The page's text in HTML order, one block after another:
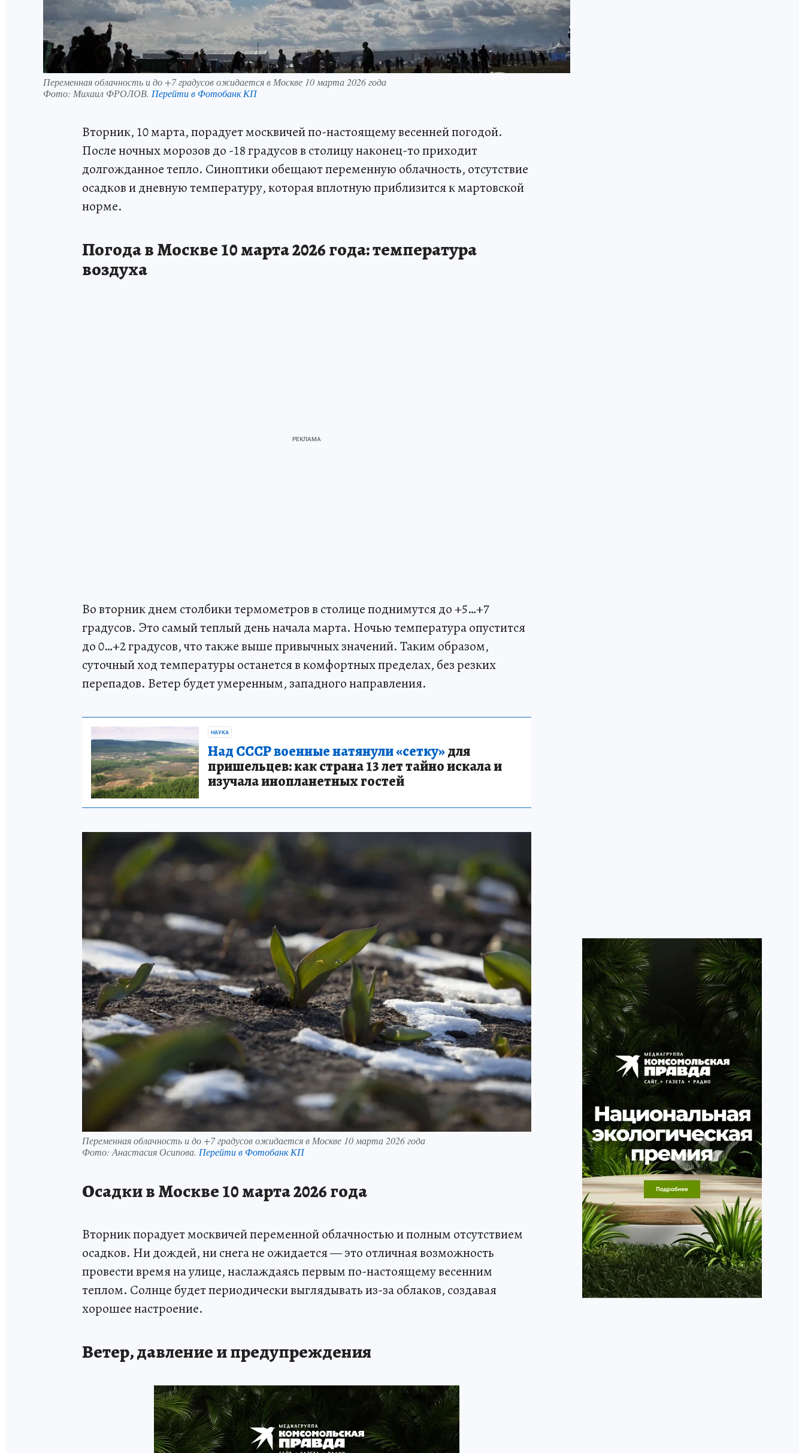
Переменная облачность и до +7 градусов ожидается в Москве 10 марта 2026 года
Фото: Михаил ФРОЛОВ. Перейти в Фотобанк КП
Вторник, 10 марта, порадует москвичей по-настоящему весенней погодой.
После ночных морозов до -18 градусов в столицу наконец-то приходит
долгожданное тепло. Синоптики обещают переменную облачность, отсутствие
осадков и дневную температуру, которая вплотную приблизится к мартовской
норме.
Погода в Москве 10 марта 2026 года: температура
воздуха
Во вторник днем столбики термометров в столице поднимутся до +5…+7
градусов. Это самый теплый день начала марта. Ночью температура опустится
до 0…+2 градусов, что также выше привычных значений. Таким образом,
суточный ход температуры останется в комфортных пределах, без резких
перепадов. Ветер будет умеренным, западного направления.
НАУКА
Над СССР военные натянули «сетку»для
пришельцев: как страна 13 лет тайно искала и
изучала инопланетных гостей
Переменная облачность и до +7 градусов ожидается в Москве 10 марта 2026 года
Фото: Анастасия Осипова. Перейти в Фотобанк КП
Осадки в Москве 10 марта 2026 года
Вторник порадует москвичей переменной облачностью и полным отсутствием
осадков. Ни дождей, ни снега не ожидается — это отличная возможность
провести время на улице, наслаждаясь первым по-настоящему весенним
теплом. Солнце будет периодически выглядывать из-за облаков, создавая
хорошее настроение.
Ветер, давление и предупреждения